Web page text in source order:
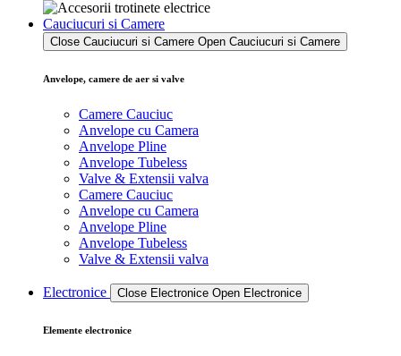
Cauciucuri si Camere
Close Cauciucuri si Camere Open Cauciucuri si Camere
Anvelope, camere de aer si valve
Camere Cauciuc
Anvelope cu Camera
Anvelope Pline
Anvelope Tubeless
Valve & Extensii valva
Camere Cauciuc
Anvelope cu Camera
Anvelope Pline
Anvelope Tubeless
Valve & Extensii valva
Electronice Close Electronice Open Electronice
Elemente electronice